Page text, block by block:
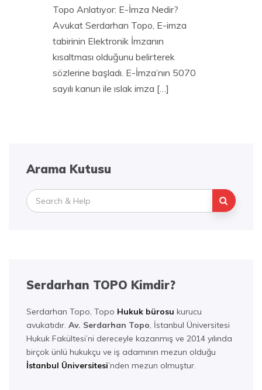
Topo Anlatıyor: E-İmza Nedir?
Avukat Serdarhan Topo, E-imza
tabirinin Elektronik İmzanın
kısaltması olduğunu belirterek
sözlerine başladı. E-İmza’nın 5070
sayılı kanun ile ıslak imza […]
Arama Kutusu
Search
for:
Serdarhan TOPO Kimdir?
Serdarhan Topo, Topo Hukuk bürosu kurucu
avukatıdır. Av. Serdarhan Topo, İstanbul Üniversitesi
Hukuk Fakültesi’ni dereceyle kazanmış ve 2014 yılında
birçok ünlü hukukçu ve iş adamının mezun olduğu
İstanbul Üniversitesi’nden mezun olmuştur.